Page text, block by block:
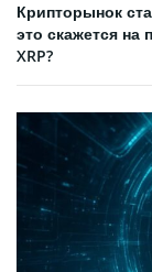
Крипторынок
это скажется на
XRP?